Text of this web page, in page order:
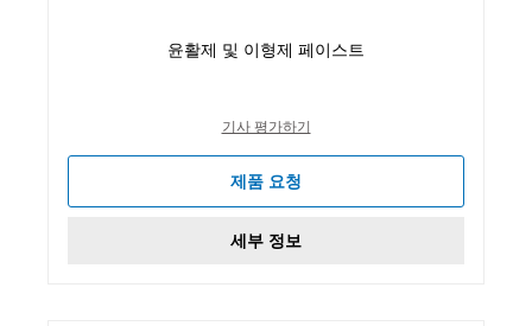
윤활제 및 이형제 페이스트
기사 평가하기
제품 요청
세부 정보